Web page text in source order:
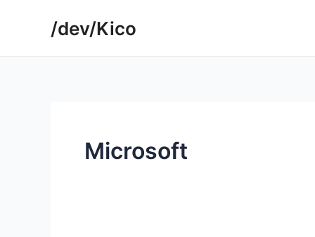
/dev/Kico
Microsoft